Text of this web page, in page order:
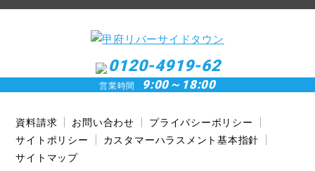
0120-4919-62
営業時間 9:00～18:00
資料請求 お問い合わせ
プライバシーポリシー
サイトポリシー
カスタマーハラスメント基本指針
サイトマップ